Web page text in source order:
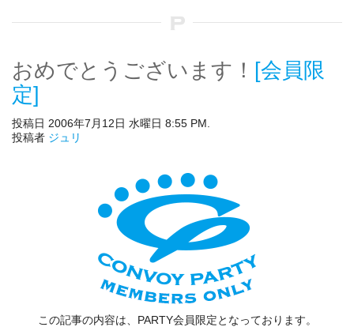
おめでとうございます！ [会員限
定]
投稿日 2006年7月12日 水曜日 8:55 PM.
投稿者 ジュリ
この記事の内容は、PARTY会員限定となっております。